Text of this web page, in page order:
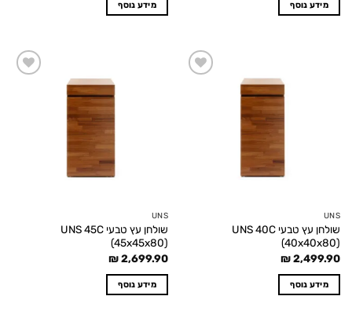
מידע נוסף מידע נוסף
UNS
שולחן עץ טבעי UNS 40C
(40x40x80)
₪2,499.90
מידע נוסף
UNS
שולחן עץ טבעי UNS 45C
(45x45x80)
₪2,699.90
מידע נוסף